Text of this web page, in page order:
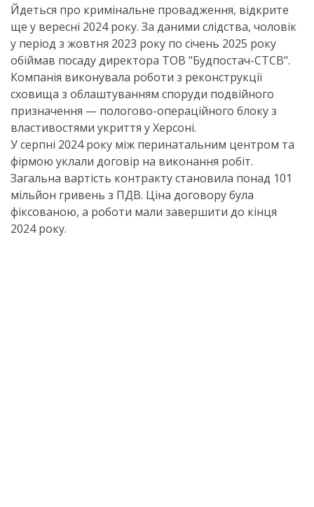
Йдеться про кримінальне провадження, відкрите
ще у вересні 2024 року. За даними слідства, чоловік
у період з жовтня 2023 року по січень 2025 року
обіймав посаду директора ТОВ "Будпостач-СТСВ".
Компанія виконувала роботи з реконструкції
сховища з облаштуванням споруди подвійного
призначення — пологово-операційного блоку з
властивостями укриття у Херсоні.
У серпні 2024 року між перинатальним центром та
фірмою уклали договір на виконання робіт.
Загальна вартість контракту становила понад 101
мільйон гривень з ПДВ. Ціна договору була
фіксованою, а роботи мали завершити до кінця
2024 року.